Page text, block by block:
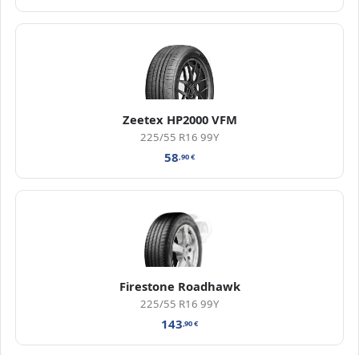
Zeetex HP2000 VFM
225/55 R16 99Y
58,90€
Firestone Roadhawk
225/55 R16 99Y
143,90€